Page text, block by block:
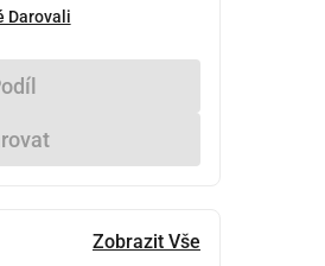
Darovali
Zobrazit Vše